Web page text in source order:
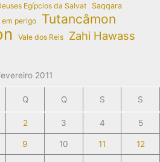
Egípcios da Salvat
Saqqara
perigo
Tutancâmon
Vale dos Reis Zahi Hawass
2011
Q Q S S
2 3 4 5
9 10 11 12